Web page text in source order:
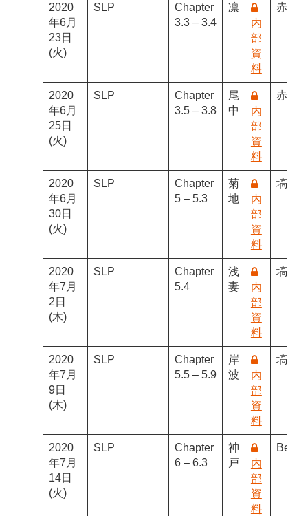
2020
年6月
23日
(火)
SLP
Chapter
3.3 – 3.4
凛
内
部
資
料
赤間
2020
年6月
25日
(火)
SLP
Chapter
3.5 – 3.8
尾
中
内
部
資
料
赤間
2020
年6月
30日
(火)
SLP
Chapter
5 – 5.3
菊
地
内
部
資
料
塙
2020
年7月
2日
(木)
SLP
Chapter
5.4
浅
妻
内
部
資
料
塙
2020
年7月
9日
(木)
SLP
Chapter
5.5 – 5.9
岸
波
内
部
資
料
塙
2020
年7月
14日
(火)
SLP
Chapter
6 – 6.3
神
戸
内
部
資
料